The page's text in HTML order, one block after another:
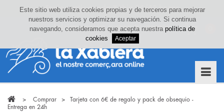
Iniciar sesión o crea tu cuenta
> Comprar >
Tarjeta con 6€ de regalo y pack de obsequio -
Entrega en 24h
Este sitio web utiliza cookies propias y de terceros para mejorar
nuestros servicios y optimizar su navegación. Si continua
navegando, consideramos que acepta nuestra política de
cookies